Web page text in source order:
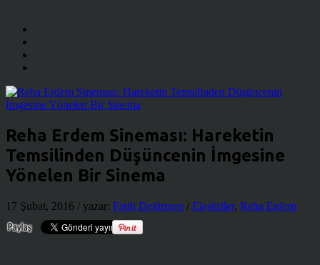
Reha Erdem Sineması: Hareketin
Temsilinden Düşüncenin İmgesine
Yönelen Bir Sinema
17 Şubat, 2016 / yazar: Fatih Değirmen / Eleştiriler, Reha Erdem